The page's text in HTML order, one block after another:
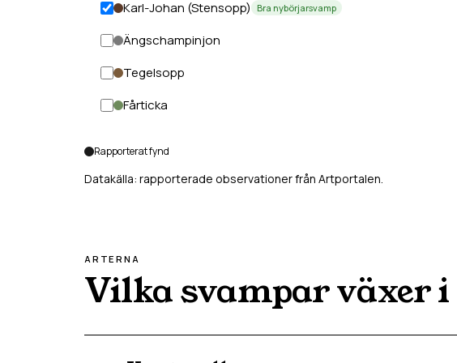
Karl-Johan (Stensopp) Bra nybörjarsvamp
Ängschampinjon
Tegelsopp
Fårticka
Rapporterat fynd
Datakälla: rapporterade observationer från Artportalen.
ARTERNA
Vilka svampar växer i